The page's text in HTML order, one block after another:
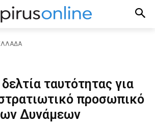
ταυτότητας για
προσωπικό
Δυνάμεων